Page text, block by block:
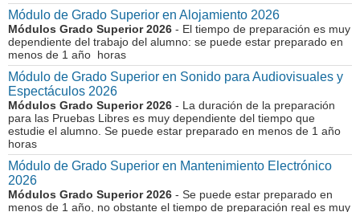
Módulo de Grado Superior en Alojamiento 2026
Módulos Grado Superior 2026 - El tiempo de preparación es muy
dependiente del trabajo del alumno: se puede estar preparado en
menos de 1 año horas
Módulo de Grado Superior en Sonido para Audiovisuales y
Espectáculos 2026
Módulos Grado Superior 2026 - La duración de la preparación
para las Pruebas Libres es muy dependiente del tiempo que
estudie el alumno. Se puede estar preparado en menos de 1 año
horas
Módulo de Grado Superior en Mantenimiento Electrónico
2026
Módulos Grado Superior 2026 - Se puede estar preparado en
menos de 1 año, no obstante el tiempo de preparación real es muy